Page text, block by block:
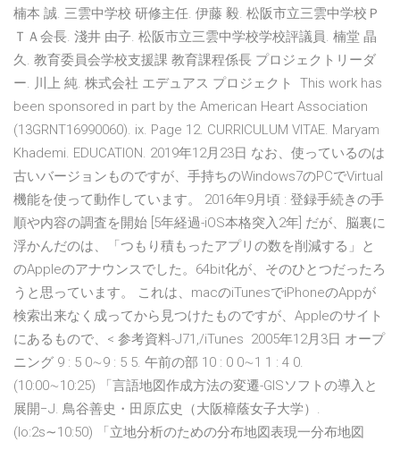
楠本 誠. 三雲中学校 研修主任. 伊藤 毅. 松阪市立三雲中学校Ｐ
ＴＡ会長. 淺井 由子. 松阪市立三雲中学校学校評議員. 楠堂 晶
久. 教育委員会学校支援課 教育課程係長 プロジェクトリーダ
ー. 川上 純. 株式会社 エデュアス プロジェクト This work has
been sponsored in part by the American Heart Association
(13GRNT16990060). ix. Page 12. CURRICULUM VITAE. Maryam
Khademi. EDUCATION. 2019年12月23日 なお、使っているのは
古いバージョンものですが、手持ちのWindows7のPCでVirtual
機能を使って動作しています。 2016年9月頃 : 登録手続きの手
順や内容の調査を開始 [5年経過-iOS本格突入2年] だが、脳裏に
浮かんだのは、「つもり積もったアプリの数を削減する」と
のAppleのアナウンスでした。64bit化が、そのひとつだったろ
うと思っています。 これは、macのiTunesでiPhoneのAppが
検索出来なく成ってから見つけたものですが、Appleのサイト
にあるもので、< 参考資料-J71,/iTunes 2005年12月3日 オープ
ニング 9 : 5 0∼9 : 5 5. 午前の部 10 : 0 0∼1 1 : 4 0.
(10:00∼10:25) 「言語地図作成方法の変遷-GISソフトの導入と
展開−J. 鳥谷善史・田原広史（大阪樟蔭女子大学）.
(lo:2s∼10:50) 「立地分析のための分布地図表現一分布地図